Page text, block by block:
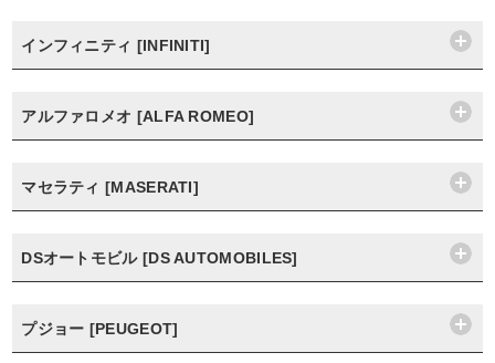
インフィニティ [INFINITI]
アルファロメオ [ALFA ROMEO]
マセラティ [MASERATI]
DSオートモビル [DS AUTOMOBILES]
プジョー [PEUGEOT]